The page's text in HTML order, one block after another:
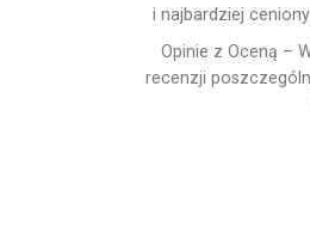
i najbardziej
Opinie z Oceną –
recenzji